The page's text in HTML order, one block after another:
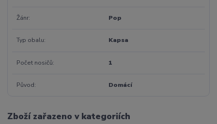
Žánr Pop
Typ obalu Kapsa
Počet nosičů 1
Původ Domácí
Zboží zařazeno v kategoriích